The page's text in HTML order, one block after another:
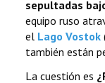
sepultadas
equipo ruso
el Lago Vostok
también están
La cuestión es